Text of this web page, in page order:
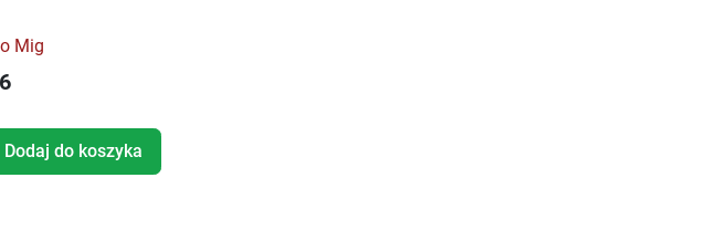
Mig
Dodaj do koszyka